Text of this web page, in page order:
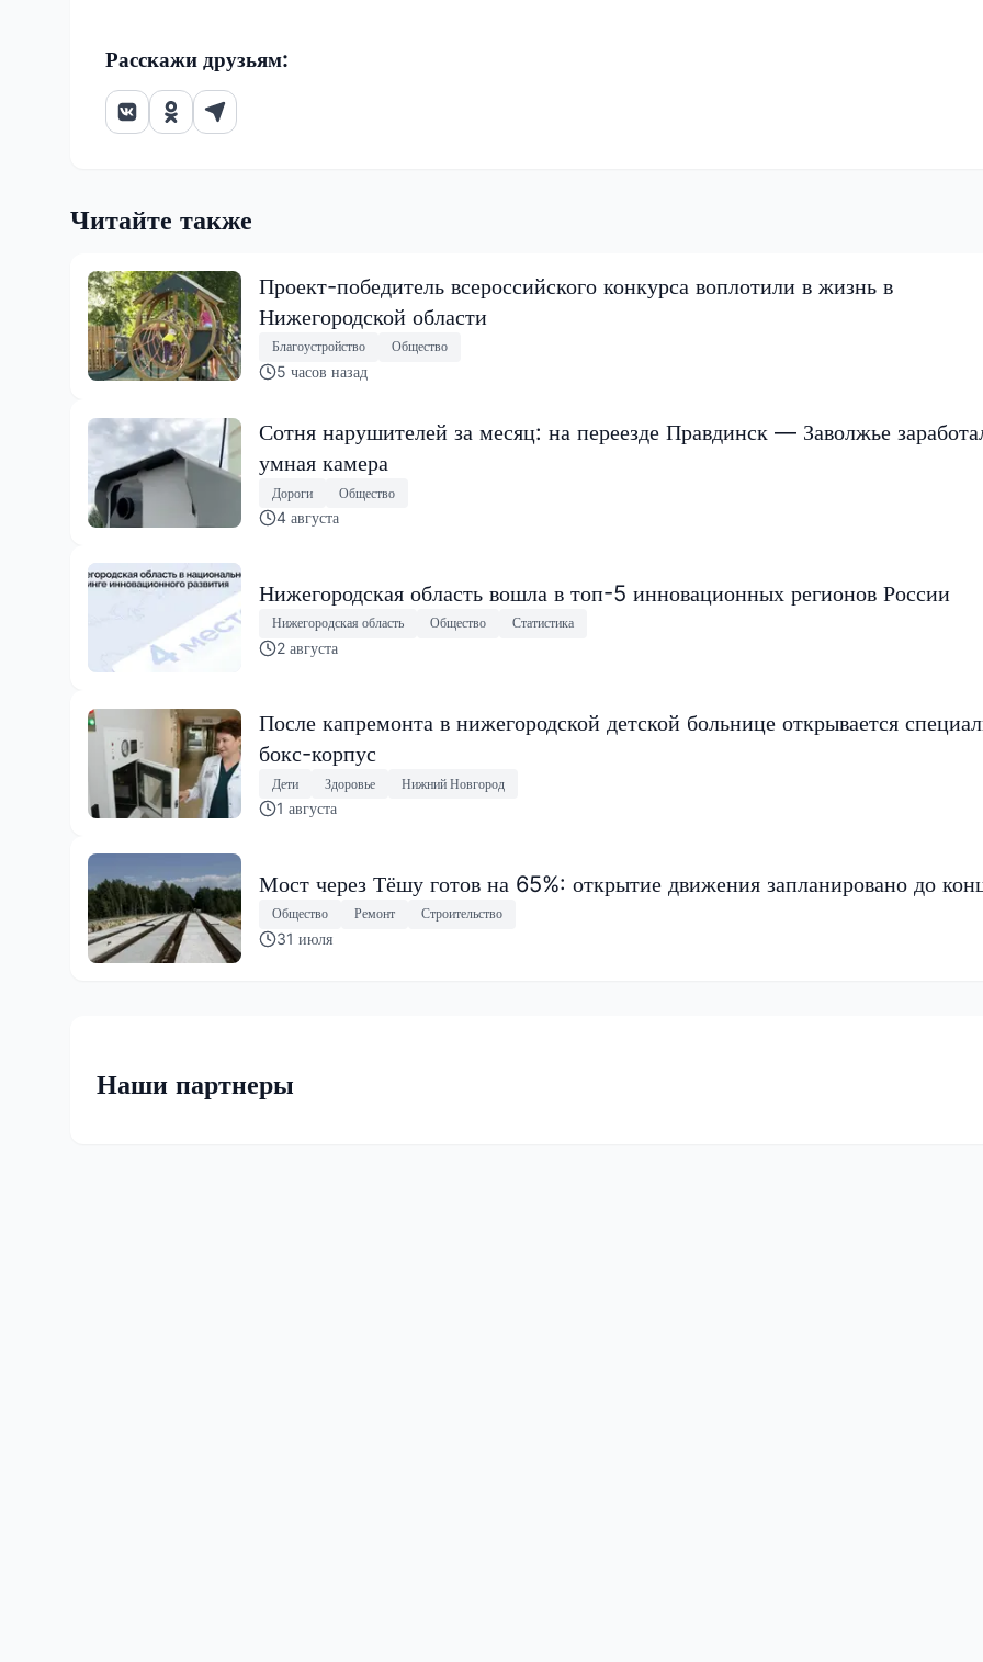
Расскажи друзьям:
Читайте также
Проект-победитель всероссийского конкурса воплотили в жизнь в
Нижегородской области
Благоустройство Общество
5 часов назад
Сотня нарушителей за месяц: на переезде Правдинск — Заволжье
умная камера
Дороги Общество
4 августа
Нижегородская область вошла в топ-5 инновационных регионов России
Нижегородская область Общество Статистика
2 августа
После капремонта в нижегородской детской больнице открывается
бокс-корпус
Дети Здоровье Нижний Новгород
1 августа
Мост через Тёшу готов на 65%: открытие движения запланировано до
Общество Ремонт Строительство
31 июля
Наши партнеры